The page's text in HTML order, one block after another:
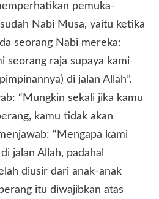
pemuka-
Nabi Musa, yaitu ketika
seorang Nabi mereka:
seorang raja supaya kami
di jalan Allah”.
“Mungkin sekali jika kamu
kamu tidak akan
“Mengapa kami
jalan Allah, padahal
diusir dari anak-anak
itu diwajibkan atas